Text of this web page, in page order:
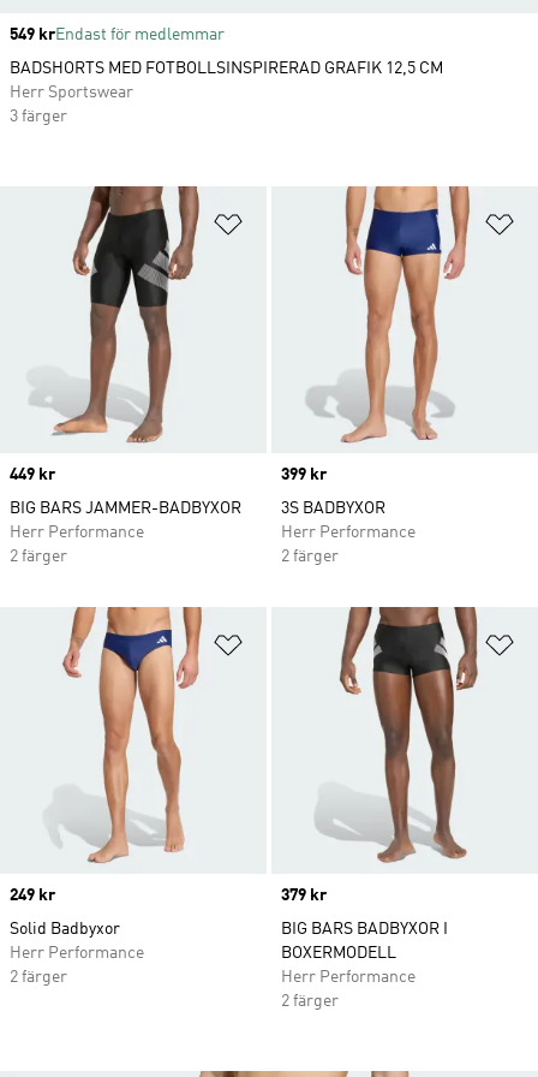
Lägg till på önskelistan
Price
449 kr
BIG BARS JAMMER-BADBYXOR
Herr Performance
2 färger
Price
399 kr
3S BADBYXOR
Herr Performance
2 färger
Lägg till på önskelistan
Price
249 kr
Solid Badbyxor
Herr Performance
2 färger
Price
379 kr
BIG BARS BADBYXOR I
BOXERMODELL
Herr Performance
2 färger
Price
549 krEndast för medlemmar
BADSHORTS MED FOTBOLLSINSPIRERAD GRAFIK 12,5 CM
Herr Sportswear
3 färger